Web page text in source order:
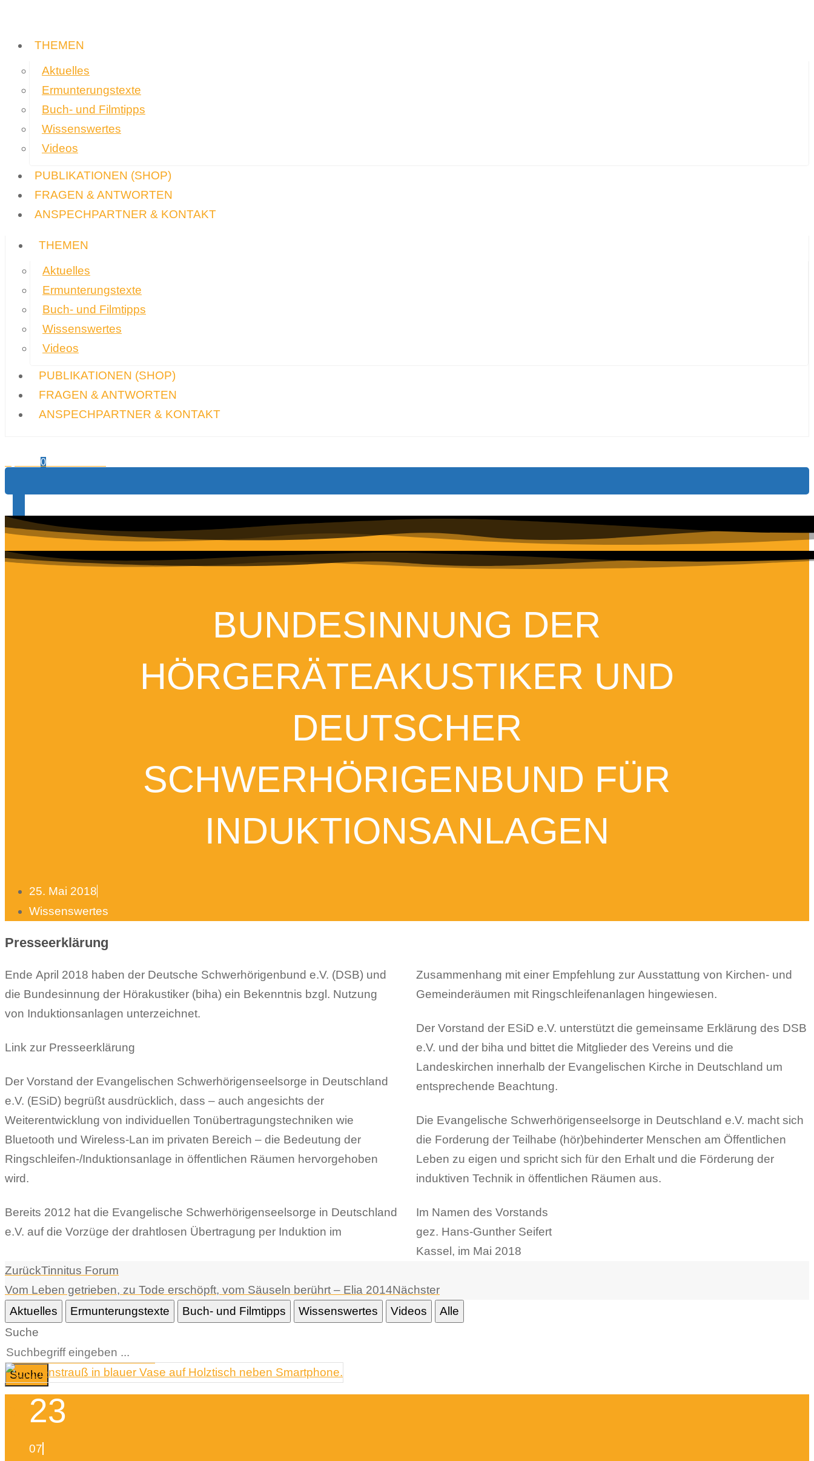
THEMEN
Aktuelles
Ermunterungstexte
Buch- und Filmtipps
Wissenswertes
Videos
PUBLIKATIONEN (SHOP)
FRAGEN & ANTWORTEN
ANSPECHPARTNER & KONTAKT
THEMEN
Aktuelles
Ermunterungstexte
Buch- und Filmtipps
Wissenswertes
Videos
PUBLIKATIONEN (SHOP)
FRAGEN & ANTWORTEN
ANSPECHPARTNER & KONTAKT
0
BUNDESINNUNG DER
HÖRGERÄTEAKUSTIKER UND
DEUTSCHER
SCHWERHÖRIGENBUND FÜR
INDUKTIONSANLAGEN
25. Mai 2018
Wissenswertes
Presseerklärung
Ende April 2018 haben der Deutsche Schwerhörigenbund e.V. (DSB) und
die Bundesinnung der Hörakustiker (biha) ein Bekenntnis bzgl. Nutzung
von Induktionsanlagen unterzeichnet.
Link zur Presseerklärung
Der Vorstand der Evangelischen Schwerhörigenseelsorge in Deutschland
e.V. (ESiD) begrüßt ausdrücklich, dass – auch angesichts der
Weiterentwicklung von individuellen Tonübertragungstechniken wie
Bluetooth und Wireless-Lan im privaten Bereich – die Bedeutung der
Ringschleifen-/Induktionsanlage in öffentlichen Räumen hervorgehoben
wird.
Bereits 2012 hat die Evangelische Schwerhörigenseelsorge in Deutschland
e.V. auf die Vorzüge der drahtlosen Übertragung per Induktion im
Zusammenhang mit einer Empfehlung zur Ausstattung von Kirchen- und
Gemeinderäumen mit Ringschleifenanlagen hingewiesen.
Der Vorstand der ESiD e.V. unterstützt die gemeinsame Erklärung des DSB
e.V. und der biha und bittet die Mitglieder des Vereins und die
Landeskirchen innerhalb der Evangelischen Kirche in Deutschland um
entsprechende Beachtung.
Die Evangelische Schwerhörigenseelsorge in Deutschland e.V. macht sich
die Forderung der Teilhabe (hör)behinderter Menschen am Öffentlichen
Leben zu eigen und spricht sich für den Erhalt und die Förderung der
induktiven Technik in öffentlichen Räumen aus.
Im Namen des Vorstands
gez. Hans-Gunther Seifert
Kassel, im Mai 2018
ZurückTinnitus Forum
Vom Leben getrieben, zu Tode erschöpft, vom Säuseln berührt – Elia 2014Nächster
Aktuelles
Ermunterungstexte Buch- und Filmtipps Wissenswertes Videos
Alle
Suche
Suche
23
07